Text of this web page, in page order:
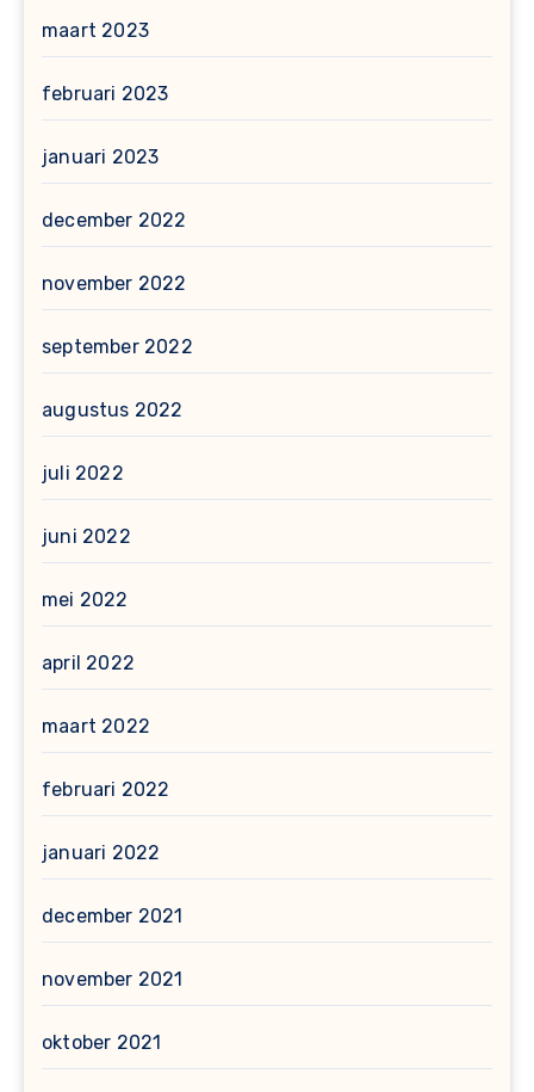
maart 2023
februari 2023
januari 2023
december 2022
november 2022
september 2022
augustus 2022
juli 2022
juni 2022
mei 2022
april 2022
maart 2022
februari 2022
januari 2022
december 2021
november 2021
oktober 2021